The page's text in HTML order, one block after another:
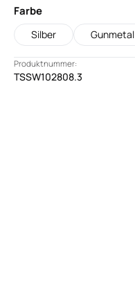
Farbeauswählen
Silber Gunmetal
Produktnummer:
TSSW102808.3